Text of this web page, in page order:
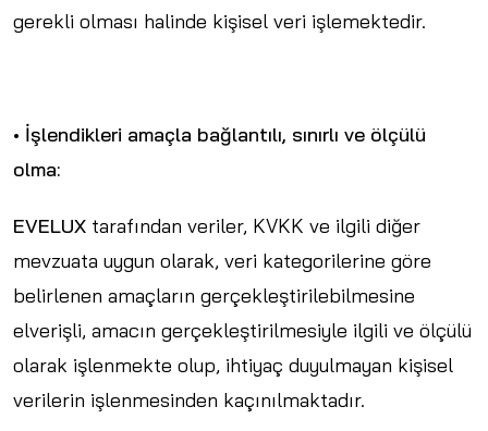
gerekli olması halinde kişisel veri işlemektedir.
• İşlendikleri amaçla bağlantılı, sınırlı ve ölçülü
olma:
EVELUX tarafından veriler, KVKK ve ilgili diğer
mevzuata uygun olarak, veri kategorilerine göre
belirlenen amaçların gerçekleştirilebilmesine
elverişli, amacın gerçekleştirilmesiyle ilgili ve ölçülü
olarak işlenmekte olup, ihtiyaç duyulmayan kişisel
verilerin işlenmesinden kaçınılmaktadır.